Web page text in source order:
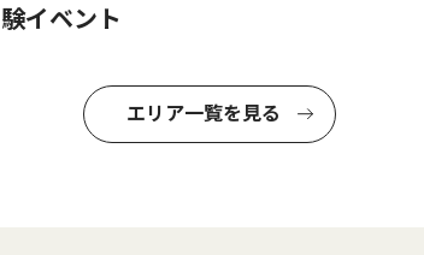
験イベント
エリア一覧を見る